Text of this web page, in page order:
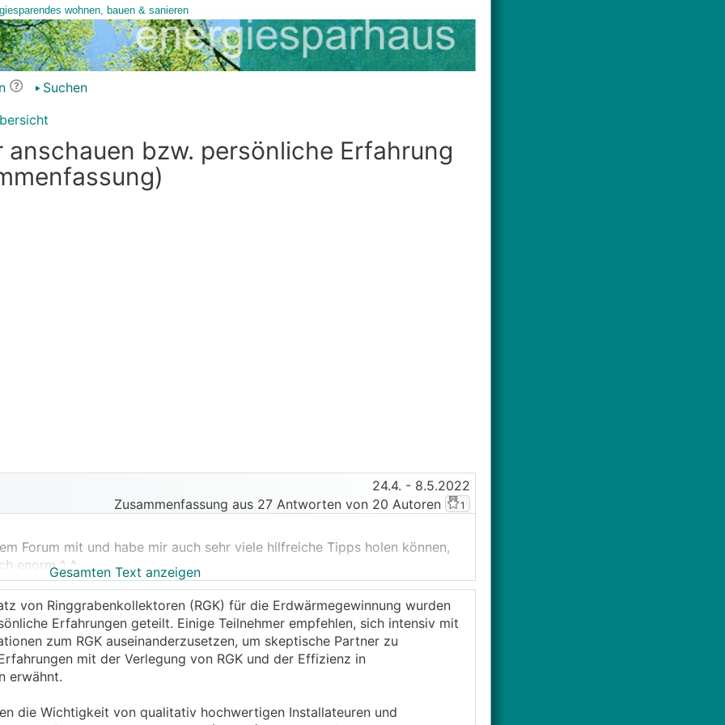
Suchen
bzw. persönliche Erfahrung
24.4. - 8.5.2022
Zusammenfassung aus 27 Antworten von 20 Autoren
1
Forum mit und habe mir auch sehr viele hilfreiche Tipps holen können,
enorm ^_^
Traum vom Eigenheim realisieren und sind zu einer sehr interessanten
(hauptsächlich nach langen Recherchen in diesem Forum und viel
mit Ringgrabenkollektor in Frage. Grundstück (ca. 750m²) ist
Problem darstellen sollte (Neubau). Ich habe mich überzeugt, konnte
überzeugen.
Gesamten Text anzeigen
von Ringgrabenkollektoren (RGK) für die Erdwärmegewinnung wurden
Erfahrungen geteilt. Einige Teilnehmer empfehlen, sich intensiv mit
zum RGK auseinanderzusetzen, um skeptische Partner zu
mit der Verlegung von RGK und der Effizienz in
erwähnt.
die Wichtigkeit von qualitativ hochwertigen Installateuren und